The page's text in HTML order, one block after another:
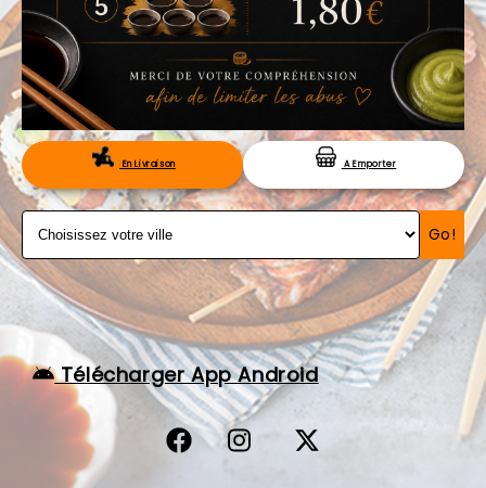
VOS AVIS
MENTIONS LÉGALES
C.G.V
RÉSERVATIONEn Livraison A Emporter
Go!
Télécharger App Android